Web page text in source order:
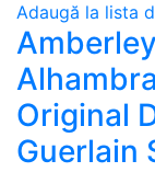
Adaugă la lista
Original
Guerlain